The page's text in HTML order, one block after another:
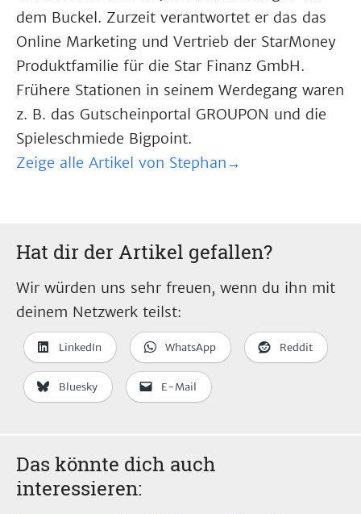
dem Buckel. Zurzeit verantwortet er das das
Online Marketing und Vertrieb der StarMoney
Produktfamilie für die Star Finanz GmbH.
Frühere Stationen in seinem Werdegang waren
z. B. das Gutscheinportal GROUPON und die
Spieleschmiede Bigpoint.
Zeige alle Artikel von Stephan→
Hat dir der Artikel gefallen?
Wir würden uns sehr freuen, wenn du ihn mit
deinem Netzwerk teilst:
LinkedIn WhatsApp Reddit
Bluesky E-Mail
Das könnte dich auch
interessieren: